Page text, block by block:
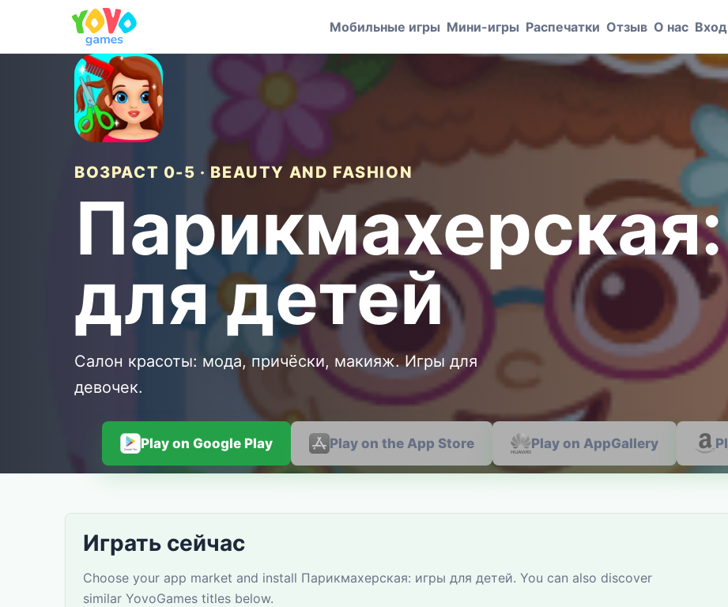
Мобильные игры Мини-игры Распечатки Отзыв О нас Вход
ВОЗРАСТ 0-5 · BEAUTY AND FASHION
для детей
Салон красоты: мода, причёски, макияж. Игры для
девочек.
Play on Google Play Play on the App Store Play on AppGallery
Играть сейчас
Choose your app market and install Парикмахерская: игры для детей. You can also discover
similar YovoGames titles below.